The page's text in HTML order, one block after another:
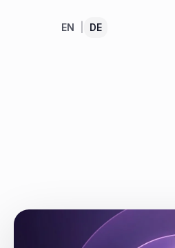
EN DE